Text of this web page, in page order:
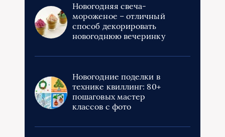
Новогодняя свеча-
мороженое – отличный
способ декорировать
новогоднюю вечеринку
Новогодние поделки в
технике квиллинг: 80+
пошаговых мастер
классов с фото